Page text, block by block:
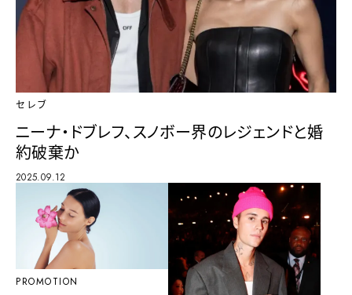
セレブ
ニーナ・ドブレフ、スノボー界のレジェンドと婚
約破棄か
2025.09.12
PROMOTION